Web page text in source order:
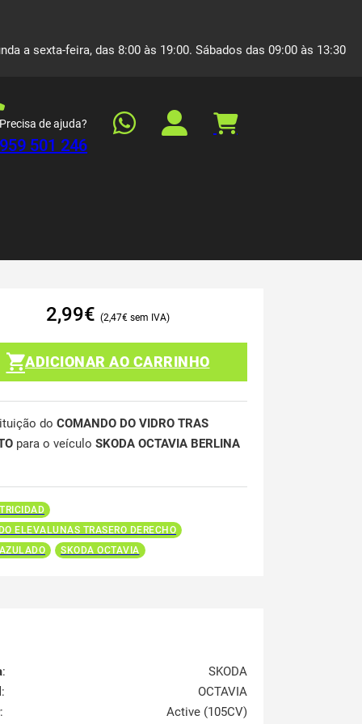
a sexta-feira, das 8:00 às 19:00. Sábados das 09:00 às 13:30
Precisa de ajuda?
959 501 246
2,99€ 2,47€
ADICIONAR AO CARRINHO
do COMANDO DO VIDRO TRAS
para o veículo SKODA OCTAVIA BERLINA
ELEVALUNAS TRASERO DERECHO
SKODA OCTAVIA
:
SKODA
:
OCTAVIA
:
Active (105CV)